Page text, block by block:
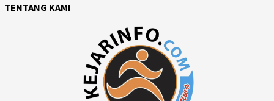
TENTANG KAMI